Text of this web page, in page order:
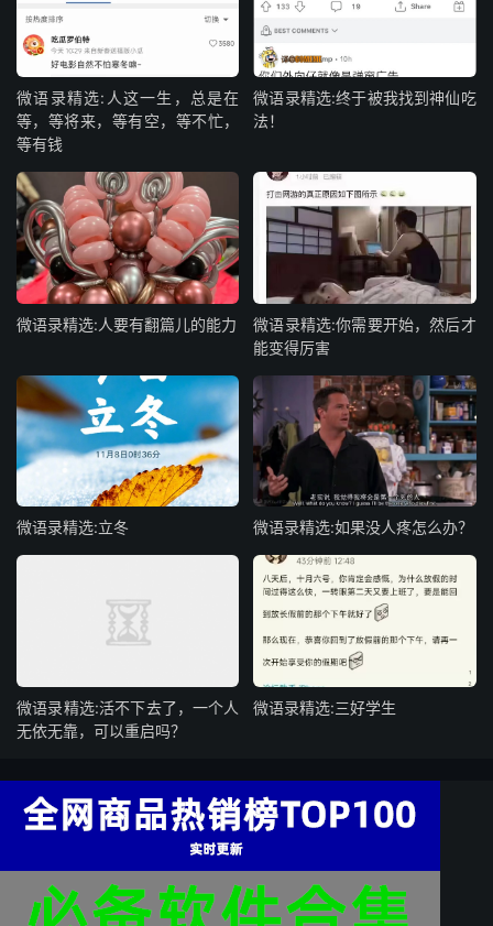
微语录精选:人这一生，总是在
等，等将来，等有空，等不忙，
等有钱
微语录精选:终于被我找到神仙吃
法！
微语录精选:人要有翻篇儿的能力
微语录精选:你需要开始，然后才
能变得厉害
微语录精选:立冬 微语录精选:如果没人疼怎么办？
微语录精选:活不下去了，一个人
无依无靠，可以重启吗？
微语录精选:三好学生